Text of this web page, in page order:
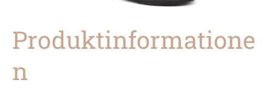
Produktinformatione
n